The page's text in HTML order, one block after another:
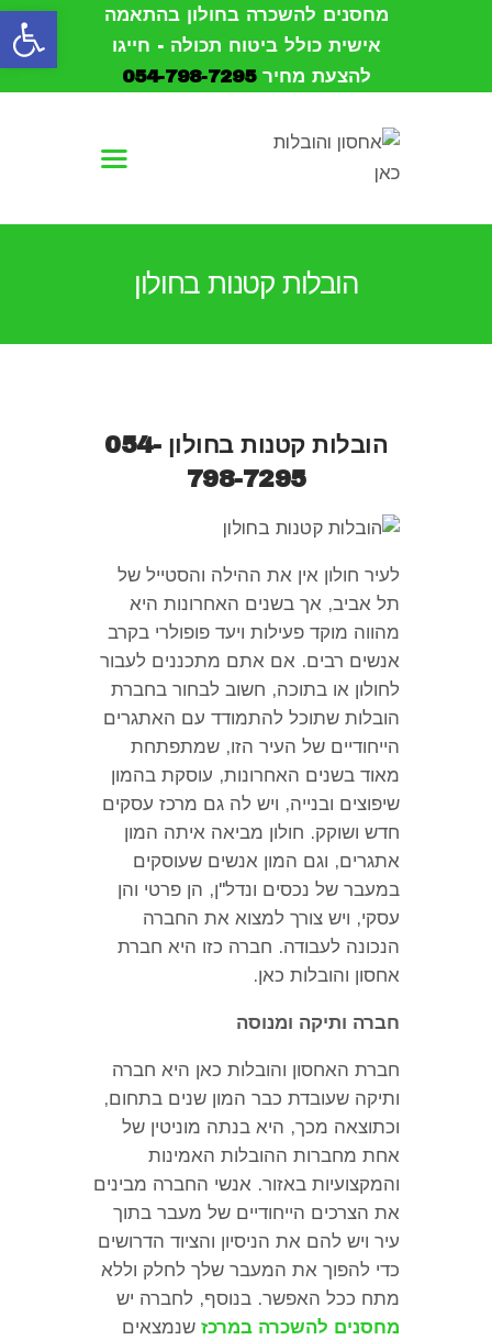
מחסנים להשכרה בחולון בהתאמה
אישית כולל ביטוח תכולה - חייגו
להצעת מחיר054-798-7295
הובלות קטנות בחולון
הובלות
הובלות קטנות בחולון054-
798-7295
לעיר חולון אין את ההילה והסטייל של
תל אביב, אך בשנים האחרונות היא
מהווה מוקד פעילות ויעד פופולרי בקרב
אנשים רבים. אם אתם מתכננים לעבור
לחולון או בתוכה, חשוב לבחור בחברת
הובלות שתוכל להתמודד עם האתגרים
הייחודיים של העיר הזו, שמתפתחת
מאוד בשנים האחרונות, עוסקת בהמון
שיפוצים ובנייה, ויש לה גם מרכז עסקים
חדש ושוקק. חולון מביאה איתה המון
אתגרים, וגם המון אנשים שעוסקים
במעבר של נכסים ונדל"ן, הן פרטי והן
עסקי, ויש צורך למצוא את החברה
הנכונה לעבודה. חברה כזו היא חברת
אחסון והובלות כאן.
חברה ותיקה ומנוסה
חברת האחסון והובלות כאן היא חברה
ותיקה שעובדת כבר המון שנים בתחום,
וכתוצאה מכך, היא בנתה מוניטין של
אחת מחברות ההובלות האמינות
והמקצועיות באזור. אנשי החברה מבינים
את הצרכים הייחודיים של מעבר בתוך
עיר ויש להם את הניסיון והציוד הדרושים
כדי להפוך את המעבר שלך לחלק וללא
מתח ככל האפשר. בנוסף, לחברה יש
מחסנים להשכרה במרכז שנמצאים
פתח סרגל נגישות